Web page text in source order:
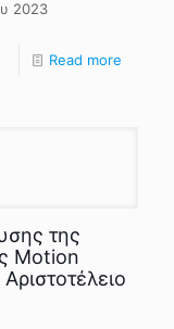
2023
Read more
της
Motion